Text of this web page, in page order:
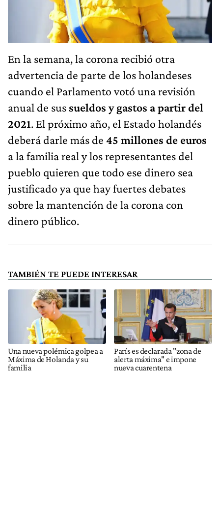
En la semana, la corona recibió otra
advertencia de parte de los holandeses
cuando el Parlamento votó una revisión
anual de sus sueldos y gastos a partir del
2021. El próximo año, el Estado holandés
deberá darle más de 45 millones de euros
a la familia real y los representantes del
pueblo quieren que todo ese dinero sea
justificado ya que hay fuertes debates
sobre la mantención de la corona con
dinero público.
TAMBIÉN TE PUEDE INTERESAR
Una nueva polémica golpea a
Máxima de Holanda y su
familia
París es declarada "zona de
alerta máxima" e impone
nueva cuarentena